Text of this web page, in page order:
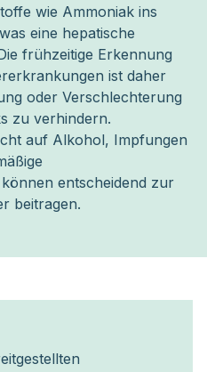
wie Ammoniak ins
eine hepatische
frühzeitige Erkennung
ist daher
oder Verschlechterung
zu verhindern.
auf Alkohol, Impfungen
entscheidend zur
beitragen.